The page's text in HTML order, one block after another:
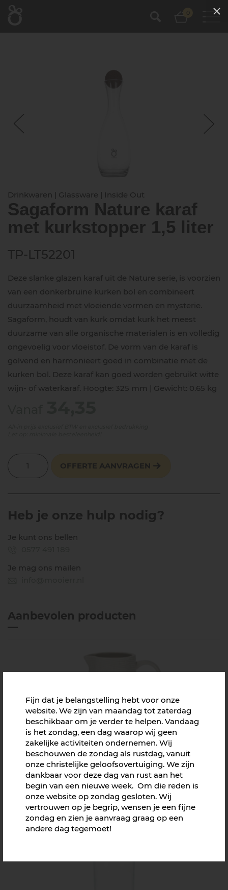
0
Drinkwaren | Glassware | Inside Out
Sagaform Nature karaf
met kurkstopper 1,5 liter
TP-LT52201
Deze slanke glazen karaf uit de Nature serie, is voorzien
van een donkerbruine kurken bol en combineert
duurzaamheid met vloeiende vormen en mysterie.
Sagaform, houdt van kurk omdat kurk het meest
duurzame van alle organische materialen is en volledig
ongevoelig voor vloeistof. De vorm van de karaf is
golvend en harmonieert goed in combinatie met de
kurken bol. Deze karaf kan goed worden gebruikt witte
wijn- of waterkaraf. Hoogte: 325 mm | Gewicht: 0.65 kg
OFFERTE AANVRAGEN
Heb je onze hulp nodig?
Je kunt ons bellen
Je mag ons mailen
Aanbevolen producten
JENS wafel karaf
Vanaf € 10,89
Fijn dat je belangstelling hebt voor onze
website. We zijn van maandag tot zaterdag
beschikbaar om je verder te helpen. Vandaag
is het zondag, een dag waarop wij geen
zakelijke activiteiten ondernemen. Wij
beschouwen de zondag als rustdag, vanuit
onze christelijke geloofsovertuiging. We zijn
dankbaar voor deze dag van rust aan het
begin van een nieuwe week. Om die reden is
onze website op zondag gesloten. Wij
vertrouwen op je begrip, wensen je een fijne
zondag en zien je aanvraag graag op een
andere dag tegemoet!